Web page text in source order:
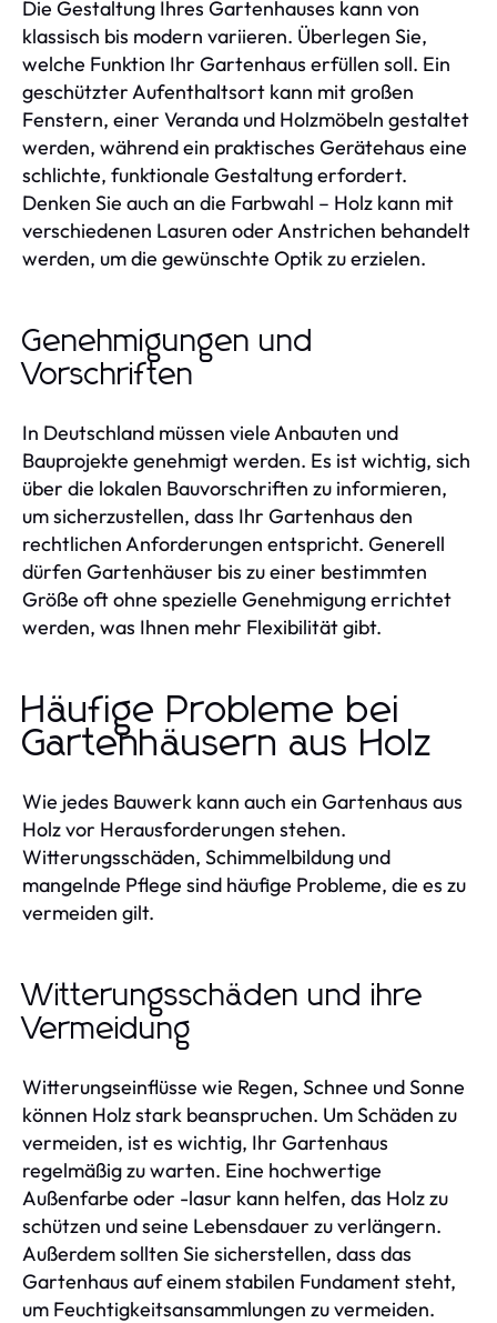
Die Gestaltung Ihres Gartenhauses kann von
klassisch bis modern variieren. Überlegen Sie,
welche Funktion Ihr Gartenhaus erfüllen soll. Ein
geschützter Aufenthaltsort kann mit großen
Fenstern, einer Veranda und Holzmöbeln gestaltet
werden, während ein praktisches Gerätehaus eine
schlichte, funktionale Gestaltung erfordert.
Denken Sie auch an die Farbwahl – Holz kann mit
verschiedenen Lasuren oder Anstrichen behandelt
werden, um die gewünschte Optik zu erzielen.
Genehmigungen und
Vorschriften
In Deutschland müssen viele Anbauten und
Bauprojekte genehmigt werden. Es ist wichtig, sich
über die lokalen Bauvorschriften zu informieren,
um sicherzustellen, dass Ihr Gartenhaus den
rechtlichen Anforderungen entspricht. Generell
dürfen Gartenhäuser bis zu einer bestimmten
Größe oft ohne spezielle Genehmigung errichtet
werden, was Ihnen mehr Flexibilität gibt.
Häufige Probleme bei
Gartenhäusern aus Holz
Wie jedes Bauwerk kann auch ein Gartenhaus aus
Holz vor Herausforderungen stehen.
Witterungsschäden, Schimmelbildung und
mangelnde Pflege sind häufige Probleme, die es zu
vermeiden gilt.
Witterungsschäden und ihre
Vermeidung
Witterungseinflüsse wie Regen, Schnee und Sonne
können Holz stark beanspruchen. Um Schäden zu
vermeiden, ist es wichtig, Ihr Gartenhaus
regelmäßig zu warten. Eine hochwertige
Außenfarbe oder -lasur kann helfen, das Holz zu
schützen und seine Lebensdauer zu verlängern.
Außerdem sollten Sie sicherstellen, dass das
Gartenhaus auf einem stabilen Fundament steht,
um Feuchtigkeitsansammlungen zu vermeiden.